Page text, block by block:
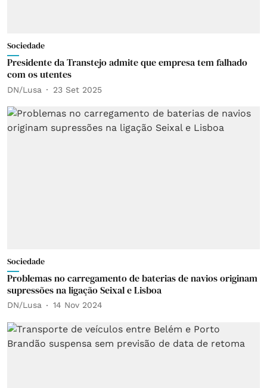
Sociedade
Presidente da Transtejo admite que empresa tem falhado
com os utentes
DN/Lusa 23 Set 2025
Sociedade
Problemas no carregamento de baterias de navios originam
supressões na ligação Seixal e Lisboa
DN/Lusa 14 Nov 2024